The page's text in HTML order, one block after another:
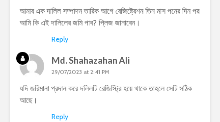
আমার এক দালিল সম্পাদন তারিক আগে রেজিষ্ট্রেশন তিন মাস পনের দিন পর
আমি কি এই দালিলের জমি পাব? প্লিজ জানাবেন।
Reply
Md. Shahazahan Ali
29/07/2023 at 2:41 PM
যদি জরিমানা প্রদান করে দলিলটি রেজিস্ট্রি হয়ে থাকে তাহলে সেটি সঠিক
আছে।
Reply